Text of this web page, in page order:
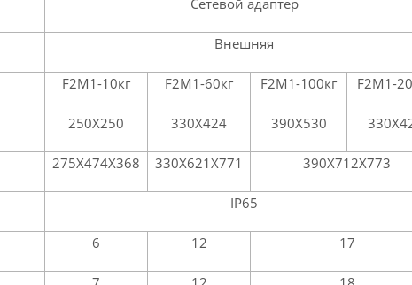
Сетевой адаптер
Внешняя
F2M1-10кг F2M1-60кг F2M1-100кг F2M1-
250Х250 330Х424 390Х530
275Х474Х368 330Х621Х771 390Х712Х773
IP65
6 12 17